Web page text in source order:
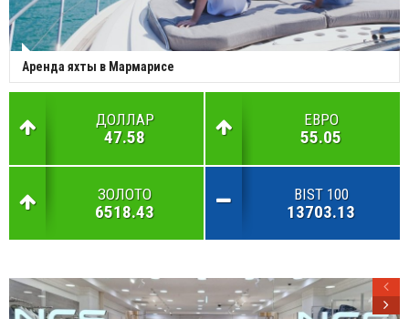
Аренда яхты в Мармарисе
ДОЛЛАР
47.58
ЕВРО
55.05
ЗОЛОТО
6518.43
BIST 100
13703.13